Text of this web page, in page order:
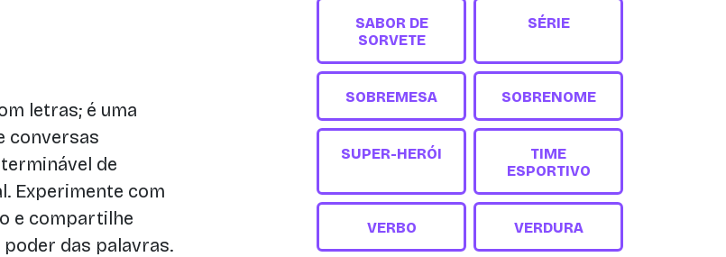
letras; é uma
conversas
de
Experimente com
e compartilhe
das palavras.
SABOR DE
SORVETE
SÉRIE
SOBREMESA SOBRENOME
SUPER-HERÓI
TIME
ESPORTIVO
VERBO VERDURA